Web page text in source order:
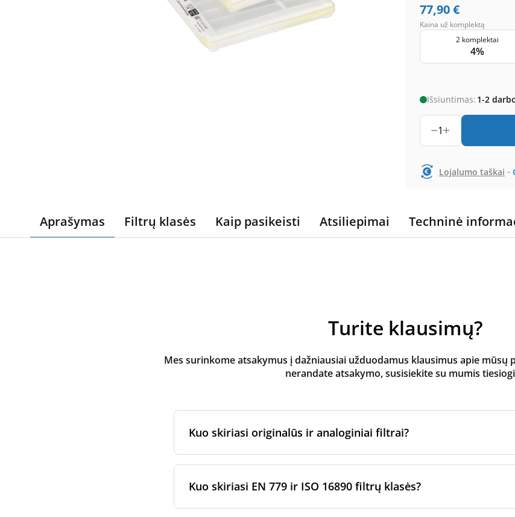
77,90€
Kaina už komplektą
2 komplektai
4%
Išsiuntimas: 1-2
1
Lojalumo taškai -
Aprašymas Filtrų klasės Kaip pasikeisti Atsiliepimai Techninė
Turite klausimų?
Mes surinkome atsakymus į dažniausiai užduodamus klausimus apie mūsų
nerandate atsakymo, susisiekite su mumis
Kuo skiriasi originalūs ir analoginiai filtrai?
arba jam skirtų filtrų per sertifikuotus gamybos partnerius. Jie laikosi
Kuo skiriasi EN 779 ir ISO 16890 filtrų klasės?